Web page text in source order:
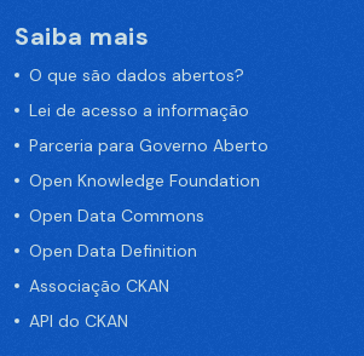
Saiba mais
O que são dados abertos?
Lei de acesso a informação
Parceria para Governo Aberto
Open Knowledge Foundation
Open Data Commons
Open Data Definition
Associação CKAN
API do CKAN